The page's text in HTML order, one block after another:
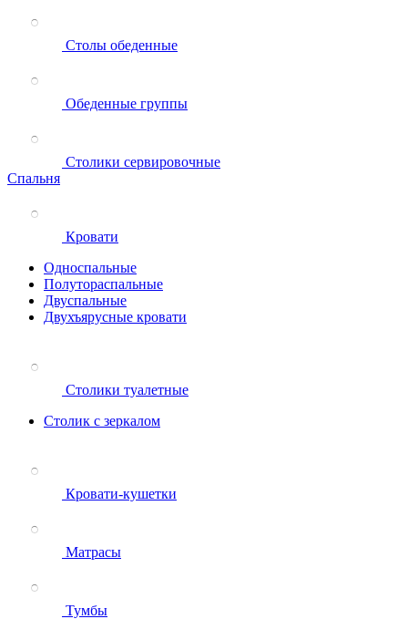
Столы обеденные
Обеденные группы
Столики сервировочные
Спальня
Кровати
Односпальные
Полутораспальные
Двуспальные
Двухъярусные кровати
Столики туалетные
Столик с зеркалом
Кровати-кушетки
Матрасы
Тумбы